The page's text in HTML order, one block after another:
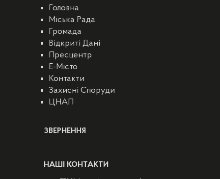
Головна
Міська Рада
Громада
Відкриті Дані
Пресцентр
E-Місто
Контакти
Захисні Споруди
ЦНАП
ЗВЕРНЕННЯ
НАШІ КОНТАКТИ